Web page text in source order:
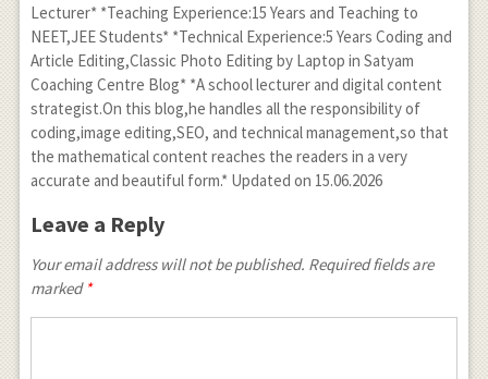
Lecturer* *Teaching Experience:15 Years and Teaching to
NEET,JEE Students* *Technical Experience:5 Years Coding and
Article Editing,Classic Photo Editing by Laptop in Satyam
Coaching Centre Blog* *A school lecturer and digital content
strategist.On this blog,he handles all the responsibility of
coding,image editing,SEO, and technical management,so that
the mathematical content reaches the readers in a very
accurate and beautiful form.* Updated on 15.06.2026
Leave a Reply
Your email address will not be published. Required fields are
marked *